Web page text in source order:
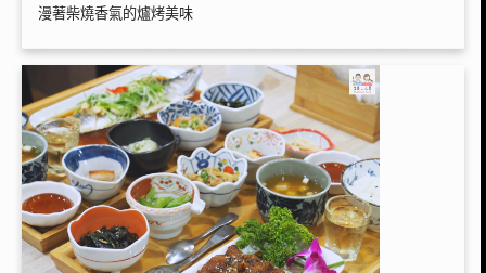
漫著柴燒香氣的爐烤美味